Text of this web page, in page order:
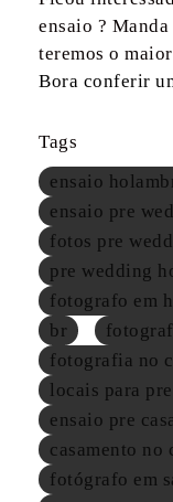
ensaio ? Manda
teremos o
Bora conferir
Tags
ensaio
ensaio pre
fotos pre
pre wedding
fotografo em
br
fotografia no
locais para
ensaio pre
casamento no
fotógrafo em